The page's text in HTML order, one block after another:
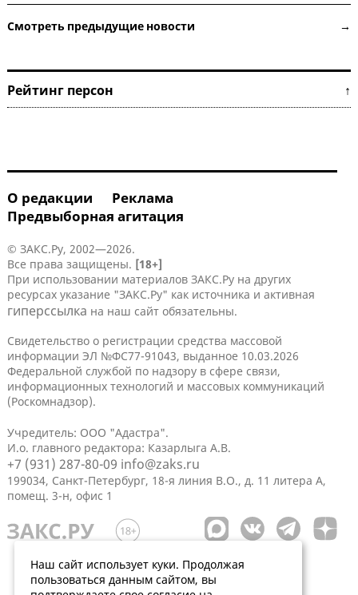
Смотреть предыдущие новости →
Рейтинг персон ↑
О редакции
Реклама
Предвыборная агитация
© ЗАКС.Ру, 2002—2026.
Все права защищены. [18+]
При использовании материалов ЗАКС.Ру на других
ресурсах указание "ЗАКС.Ру" как источника и активная
гиперссылка на наш сайт обязательны.
Свидетельство о регистрации средства массовой
информации ЭЛ №ФС77-91043, выданное 10.03.2026
Федеральной службой по надзору в сфере связи,
информационных технологий и массовых коммуникаций
(Роскомнадзор).
Учредитель: ООО "Адастра".
И.о. главного редактора: Казарлыга А.В.
+7 (931) 287-80-09 info@zaks.ru
199034, Санкт-Петербург, 18-я линия В.О., д. 11 литера А,
помещ. 3-н, офис 1
Наш сайт использует куки. Продолжая
пользоваться данным сайтом, вы